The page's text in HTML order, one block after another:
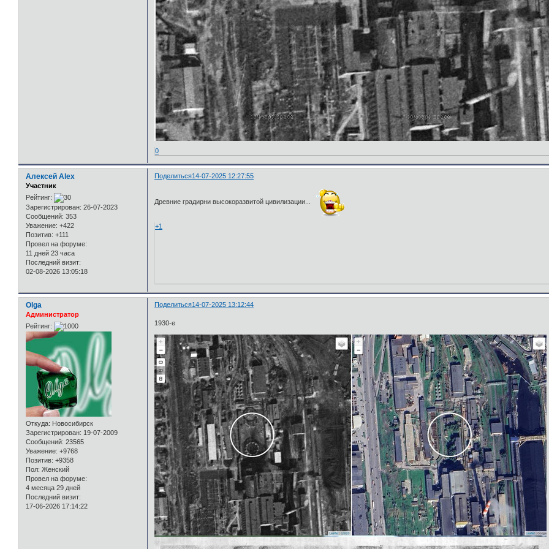
0
Поделиться14-07-2025 12:27:55
Алексей Alex
Участник
Рейтинг:
Зарегистрирован: 26-07-2023
Сообщений: 353
Уважение: +422
Позитив: +111
Провел на форуме:
11 дней 23 часа
Последний визит:
02-08-2026 13:05:18
Древние градирни высокоразвитой цивилизации...
+1
Поделиться14-07-2025 13:12:44
Olga
Администратор
Рейтинг:
Откуда: Новосибирск
Зарегистрирован: 19-07-2009
Сообщений: 23565
Уважение: +9768
Позитив: +9358
Пол: Женский
Провел на форуме:
4 месяца 29 дней
Последний визит:
17-06-2026 17:14:22
1930-е